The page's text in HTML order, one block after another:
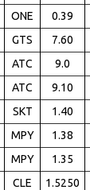
ONE 0.39
GTS 7.60
ATC 9.0
ATC 9.10
SKT 1.40
MPY 1.38
MPY 1.35
CLE 1.5250